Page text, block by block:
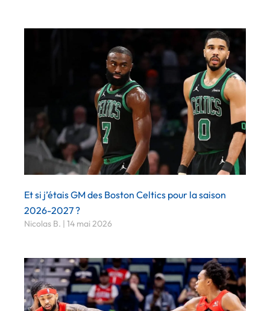
Et si j’étais GM des Boston Celtics pour la saison
2026-2027 ?
Nicolas B. 14 mai 2026